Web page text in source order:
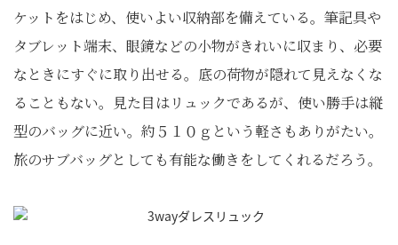
ケットをはじめ、使いよい収納部を備えている。筆記具や
タブレット端末、眼鏡などの小物がきれいに収まり、必要
なときにすぐに取り出せる。底の荷物が隠れて見えなくな
ることもない。見た目はリュックであるが、使い勝手は縦
型のバッグに近い。約５１０ｇという軽さもありがたい。
旅のサブバッグとしても有能な働きをしてくれるだろう。